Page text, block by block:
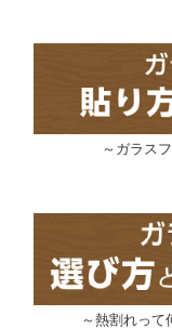
～ガラス
～熱割れって